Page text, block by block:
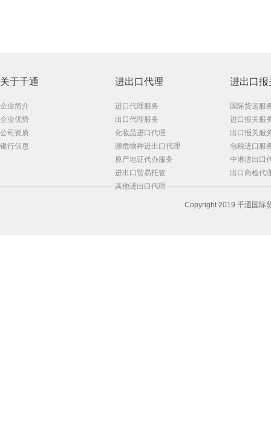
关于千通
企业简介
企业优势
公司资质
银行信息
进出口代理
进口代理服务
出口代理服务
化妆品进口代理
濒危物种进出口代理
原产地证代办服务
进出口贸易托管
其他进出口代理
进出口报
国际货运服
进口报关服
出口报关服
包税进口服
中港进出口
出口商检代
Copyright 2019 千通国